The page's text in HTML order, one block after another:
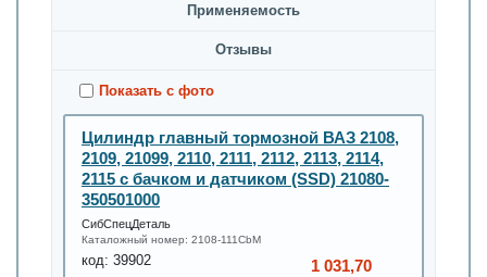
Применяемость
Oтзывы
Показать с фото
Цилиндр главный тормозной ВАЗ 2108,
2109, 21099, 2110, 2111, 2112, 2113, 2114,
2115 с бачком и датчиком (SSD) 21080-
350501000
СибСпецДеталь
Каталожный номер: 2108-111CbM
код: 39902 1 031,70